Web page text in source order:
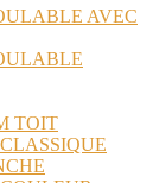
AVEC
TOIT